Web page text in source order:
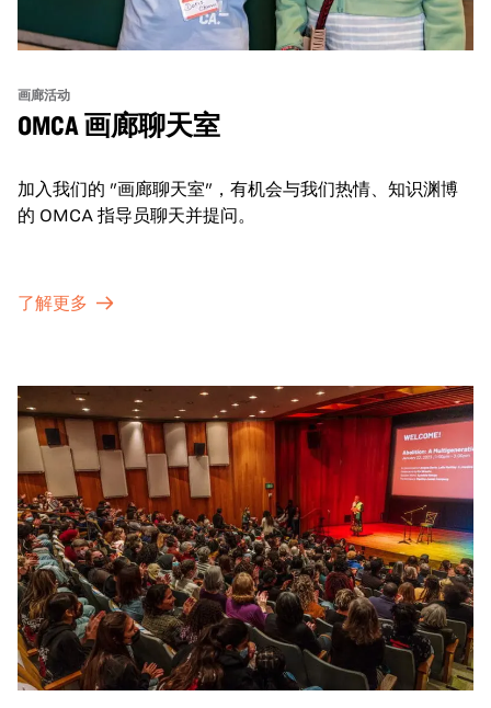
画廊活动
OMCA 画廊聊天室
加入我们的 "画廊聊天室"，有机会与我们热情、知识渊博
的 OMCA 指导员聊天并提问。
了解更多